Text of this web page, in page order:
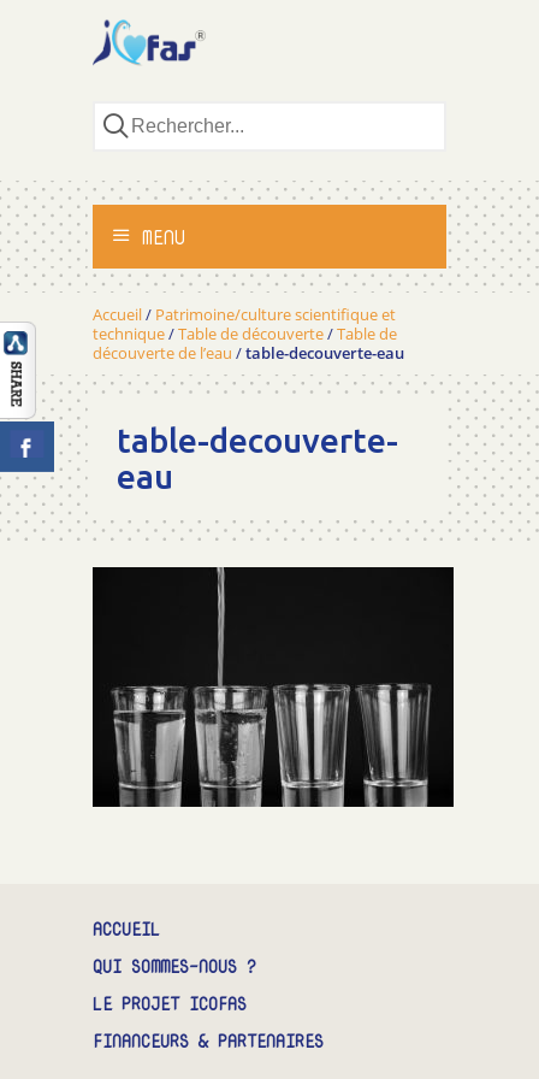
MENU
ACCUEIL
ACTIVITÉS
MÉTHODOLOGIE
TÉMOIGNAGES
CONTACT
Accueil/ Patrimoine/culture scientifique et
technique/Table de découverte/Table de
découverte de l’eau /table-decouverte-eau
table-decouverte-
eau
ACCUEIL
QUI SOMMES-NOUS ?
LE PROJET ICOFAS
FINANCEURS & PARTENAIRES